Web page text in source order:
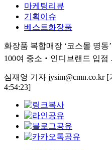
마케팅리뷰
기획이슈
베스트화장품
화장품 복합매장 ‘코스몰 명동
100여 중소‧인디브랜드 입점
심재영 기자 jysim@cmn.co.kr [
4:54:23]